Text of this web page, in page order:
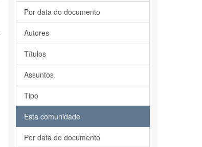
Por data do documento
Autores
Títulos
Assuntos
Tipo
Esta comunidade
Por data do documento